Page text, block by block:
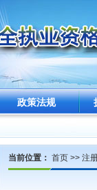
政策法规
当前位置： 首页 >> 注